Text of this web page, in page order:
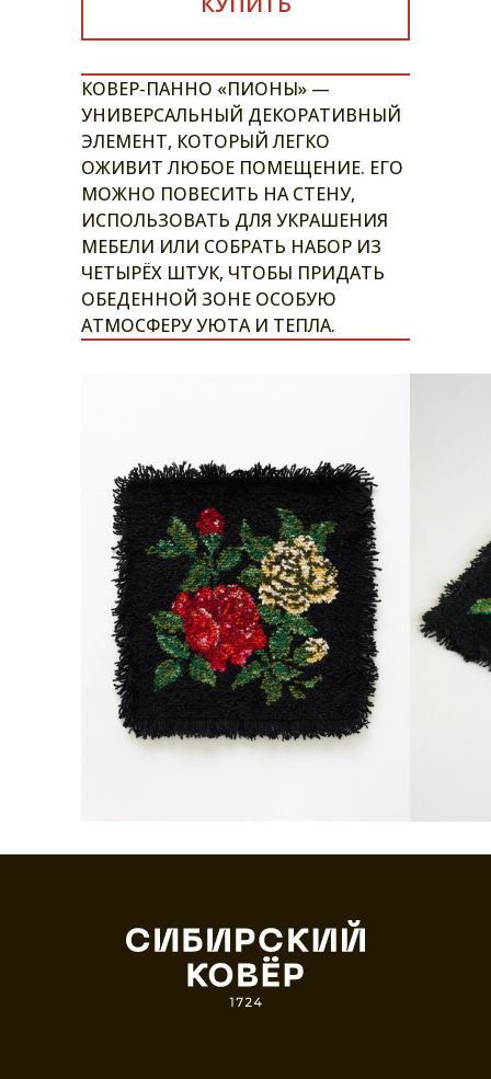
КОВЕР-ПАННО «ПИОНЫ» —
УНИВЕРСАЛЬНЫЙ ДЕКОРАТИВНЫЙ
ЭЛЕМЕНТ, КОТОРЫЙ ЛЕГКО
ОЖИВИТ ЛЮБОЕ ПОМЕЩЕНИЕ. ЕГО
МОЖНО ПОВЕСИТЬ НА СТЕНУ,
ИСПОЛЬЗОВАТЬ ДЛЯ УКРАШЕНИЯ
МЕБЕЛИ ИЛИ СОБРАТЬ НАБОР ИЗ
ЧЕТЫРЁХ ШТУК, ЧТОБЫ ПРИДАТЬ
ОБЕДЕННОЙ ЗОНЕ ОСОБУЮ
АТМОСФЕРУ УЮТА И ТЕПЛА.